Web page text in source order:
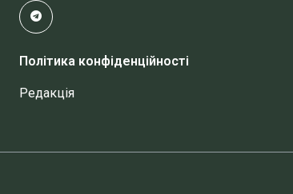
Політика конфіденційності
Редакція